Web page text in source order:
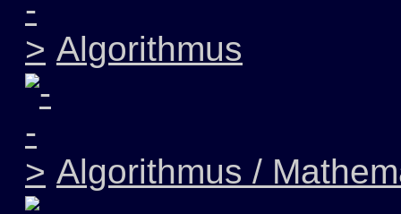
Algorithmus
Algorithmus /